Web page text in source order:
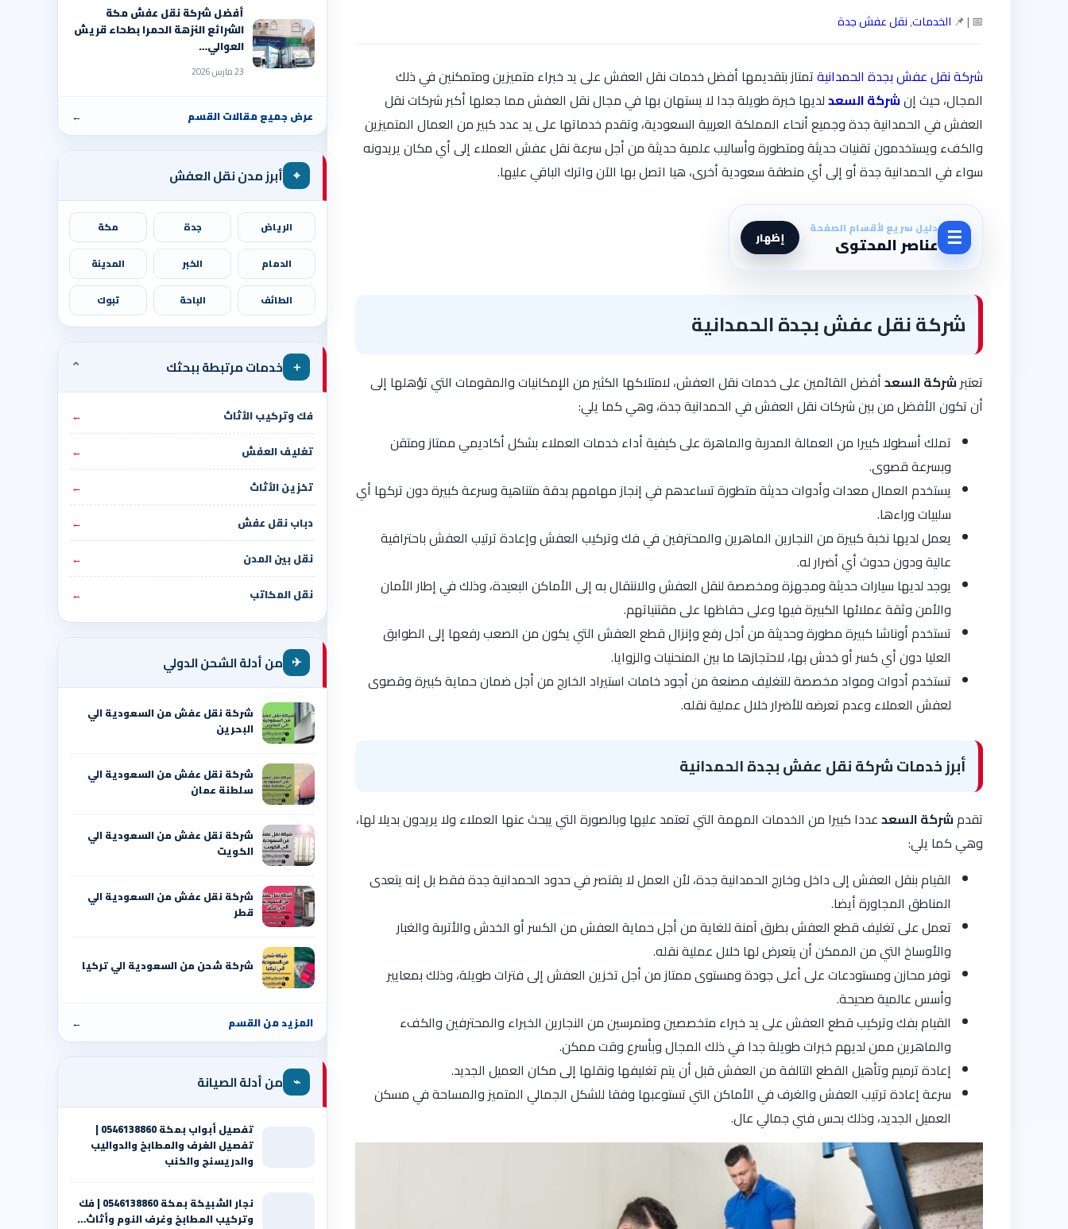
📅 | 📌 الخدمات,نقل عفش جدة
شركة نقل عفش بجدة الحمدانيةتمتاز بتقديمها أفضل خدمات نقل العفش على يد خبراء متميزين ومتمكنين في ذلك
المجال، حيث إنشركة السعدلديها خبرة طويلة جدا لا يستهان بها في مجال نقل العفش مما جعلها أكبر شركات نقل
العفش في الحمدانية جدة وجميع أنحاء المملكة العربية السعودية، وتقدم خدماتها على يد عدد كبير من العمال المتميزين
والكفء ويستخدمون تقنيات حديثة ومتطورة وأساليب علمية حديثة من أجل سرعة نقل عفش العملاء إلى أي مكان يريدونه
سواء في الحمدانية جدة أو إلى أي منطقة سعودية أخرى، هيا اتصل بها الآن واترك الباقي عليها.
☰ دليل سريع لأقسام الصفحة
عناصر المحتوى إظهار
شركة نقل عفش بجدة الحمدانية
تعتبرشركة السعدأفضل القائمين على خدمات نقل العفش، لامتلاكها الكثير من الإمكانيات والمقومات التي تؤهلها إلى
أن تكون الأفضل من بين شركات نقل العفش في الحمدانية جدة، وهي كما يلي:
تملك أسطولا كبيرا من العمالة المدربة والماهرة على كيفية أداء خدمات العملاء بشكل أكاديمي ممتاز ومتقن
وبسرعة قصوى.
يستخدم العمال معدات وأدوات حديثة متطورة تساعدهم في إنجاز مهامهم بدقة متناهية وسرعة كبيرة دون تركها أي
سلبيات وراءها.
يعمل لديها نخبة كبيرة من النجارين الماهرين والمحترفين في فك وتركيب العفش وإعادة ترتيب العفش باحترافية
عالية ودون حدوث أي أضرار له.
يوجد لديها سيارات حديثة ومجهزة ومخصصة لنقل العفش والانتقال به إلى الأماكن البعيدة، وذلك في إطار الأمان
والأمن وثقة عملائها الكبيرة فيها وعلى حفاظها على مقتنياتهم.
تستخدم أوناشا كبيرة مطورة وحديثة من أجل رفع وإنزال قطع العفش التي يكون من الصعب رفعها إلى الطوابق
العليا دون أي كسر أو خدش بها، لاحتجازها ما بين المنحنيات والزوايا.
تستخدم أدوات ومواد مخصصة للتغليف مصنعة من أجود خامات استيراد الخارج من أجل ضمان حماية كبيرة وقصوى
لعفش العملاء وعدم تعرضه للأضرار خلال عملية نقله.
أبرز خدمات شركة نقل عفش بجدة الحمدانية
تقدمشركة السعدعددا كبيرا من الخدمات المهمة التي تعتمد عليها وبالصورة التي يبحث عنها العملاء ولا يريدون بديلا لها،
وهي كما يلي:
القيام بنقل العفش إلى داخل وخارج الحمدانية جدة، لأن العمل لا يقتصر في حدود الحمدانية جدة فقط بل إنه يتعدى
المناطق المجاورة أيضا.
تعمل على تغليف قطع العفش بطرق آمنة للغاية من أجل حماية العفش من الكسر أو الخدش والأتربة والغبار
والأوساخ التي من الممكن أن يتعرض لها خلال عملية نقله.
توفر محازن ومستودعات على أعلى جودة ومستوى ممتاز من أجل تخزين العفش إلى فترات طويلة، وذلك بمعايير
وأسس عالمية صحيحة.
القيام بفك وتركيب قطع العفش على يد خبراء متخصصين ومتمرسين من النجارين الخبراء والمحترفين والكفء
والماهرين ممن لديهم خبرات طويلة جدا في ذلك المجال وبأسرع وقت ممكن.
إعادة ترميم وتأهيل القطع التالفة من العفش قبل أن يتم تغليفها ونقلها إلى مكان العميل الجديد.
سرعة إعادة ترتيب العفش والغرف في الأماكن التي تستوعبها وفقا للشكل الجمالي المتميز والمساحة في مسكن
العميل الجديد، وذلك بحس فني جمالي عال.
أفضل شركة نقل عفش مكة
الشرائع النزهة الحمرا بطحاء قريش
العوالي…
23 مارس 2026
عرض جميع مقالات القسم ←
⌖ أبرز مدن نقل العفش
الرياض جدة مكة
الدمام الخبر المدينة
الطائف الباحة تبوك
＋ خدمات مرتبطة ببحثك ⌄
فك وتركيب الأثاث
←
تغليف العفش
←
تخزين الأثاث
←
دباب نقل عفش
←
نقل بين المدن
←
نقل المكاتب
←
✈ من أدلة الشحن الدولي
شركة نقل عفش من السعودية الي
البحرين
شركة نقل عفش من السعودية الي
سلطنة عمان
شركة نقل عفش من السعودية الي
الكويت
شركة نقل عفش من السعودية الي
قطر
شركة شحن من السعودية الي تركيا
المزيد من القسم ←
⌁ من أدلة الصيانة
تفصيل أبواب بمكة 0546138860 |
تفصيل الغرف والمطابخ والدواليب
والدريسنج والكنب
نجار الشبيكة بمكة 0546138860⁩ | فك
وتركيب المطابخ وغرف النوم وأثاث…